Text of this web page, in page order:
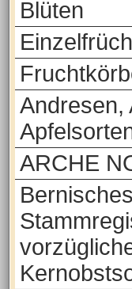
Blüten
Andresen,
ARCHE
Bernisches